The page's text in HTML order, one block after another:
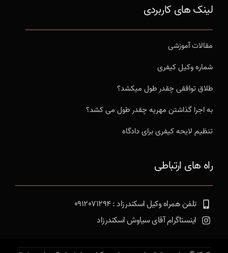
لینک های کاربردی
مقالات آموزشی
شماره وکیل کیفری
طلاق توافقی چقدر طول میکشد؟
به اجرا گذاشتن مهریه چقدر طول می کشد؟
تنظیم لایحه کیفری برای دادگاه
راه های ارتباطی
تلفن همراه وکیل اسکندرزاد : 0912071294
اینستاگرام آقای سیاوش اسکندرزاد